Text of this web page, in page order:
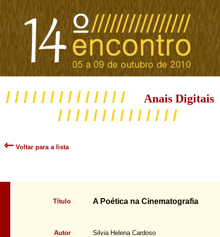
/ / / / / / / / / / / / / / Anais Digitais
/ / / / / / / / / / / / / /
⇽ Voltar para a lista
Título A Poética na Cinematografia
Autor Silvia Helena Cardoso